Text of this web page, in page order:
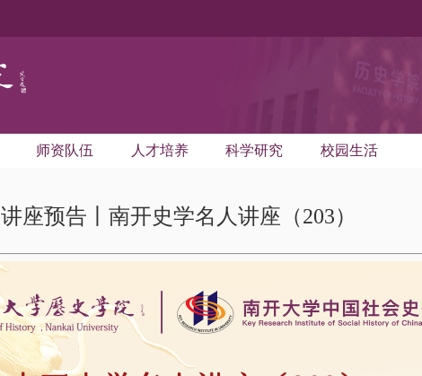
师资队伍 人才培养 科学研究 校园生活
讲座预告丨南开史学名人讲座（203）